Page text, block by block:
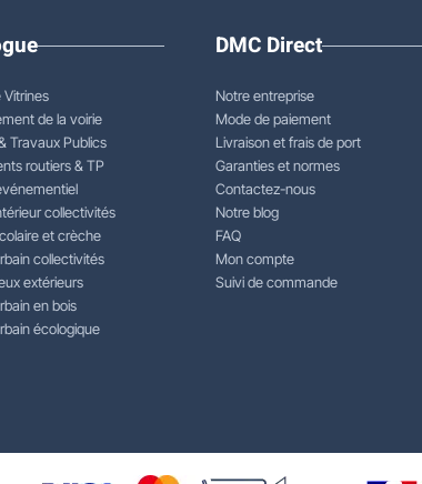
de la voirie
Travaux Publics
routiers & TP
collectivités
et crèche
collectivités
extérieurs
en bois
écologique
DMC Direct
Notre entreprise
Mode de paiement
Livraison et frais de port
Garanties et normes
Contactez-nous
Notre blog
FAQ
Mon compte
Suivi de commande